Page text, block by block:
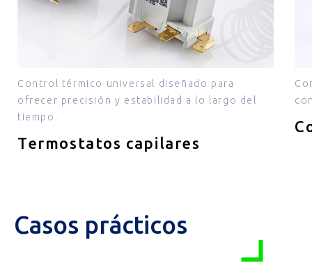
Control térmico universal diseñado para
ofrecer precisión y estabilidad a lo largo del
tiempo.
Termostatos capilares
Casos prácticos